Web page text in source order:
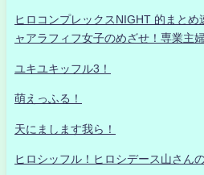
ヒロコンプレックスNIGHT 的まと
ャアラフィフ女子のめざせ！専業主
ユキユキッフル3！
萌えっふる！
天にまします我ら！
ヒロシッフル！ヒロシデース山さん